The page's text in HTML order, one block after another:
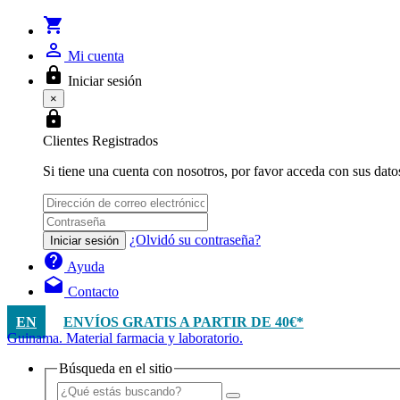
shopping_cart
person_outline Mi cuenta
lock Iniciar sesión
×
lock
Clientes Registrados
Si tiene una cuenta con nosotros, por favor acceda con sus
Iniciar sesión ¿Olvidó su contraseña?
help Ayuda
drafts Contacto
EN
ENVÍOS GRATIS A PARTIR DE 40€*
Guinama. Material farmacia y laboratorio.
Búsqueda en el sitio